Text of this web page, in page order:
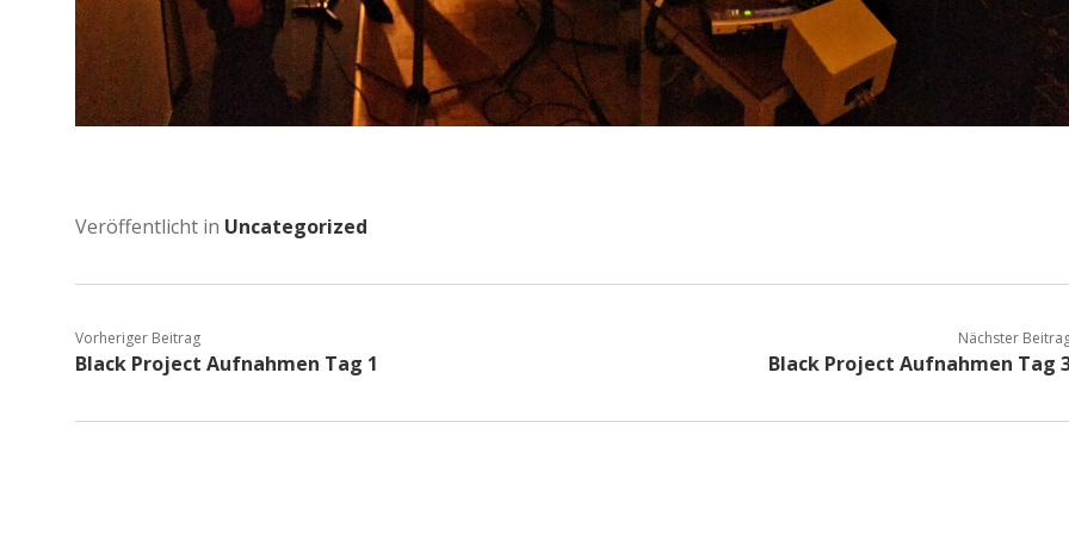
Veröffentlicht in Uncategorized
Vorheriger Beitrag
Black Project Aufnahmen Tag 1
Nächster
Black Project Aufnahmen Tag